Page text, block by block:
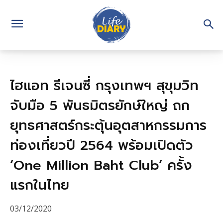
ไฮแอท รีเจนซี่ กรุงเทพฯ สุขุมวิท
จับมือ 5 พันธมิตรยักษ์ใหญ่ ถก
ยุทธศาสตร์กระตุ้นอุตสาหกรรมการ
ท่องเที่ยวปี 2564 พร้อมเปิดตัว
‘One Million Baht Club’ ครั้ง
แรกในไทย
03/12/2020